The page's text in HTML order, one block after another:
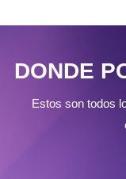
DONDE
Estos son todos